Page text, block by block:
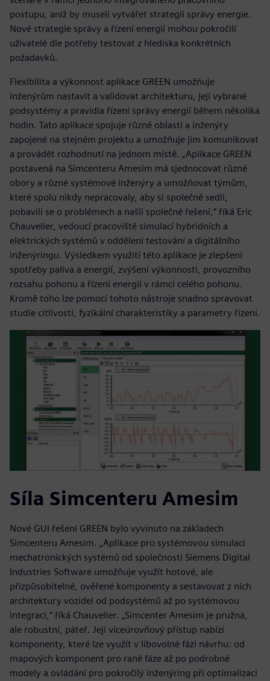
postupu, aniž by museli vytvářet strategii správy energie.
Nové strategie správy a řízení energií mohou pokročilí
uživatelé dle potřeby testovat z hlediska konkrétních
požadavků.
Flexibilita a výkonnost aplikace GREEN umožňuje
inženýrům nastavit a validovat architekturu, její vybrané
podsystémy a pravidla řízení správy energií během několika
hodin. Tato aplikace spojuje různé oblasti a inženýry
zapojené na stejném projektu a umožňuje jim komunikovat
a provádět rozhodnutí na jednom místě. „Aplikace GREEN
postavená na Simcenteru Amesim má sjednocovat různé
obory a různé systémové inženýry a umožňovat týmům,
které spolu nikdy nepracovaly, aby si společně sedli,
pobavili se o problémech a našli společné řešení,“ říká Eric
Chauvelier, vedoucí pracoviště simulací hybridních a
elektrických systémů v oddělení testování a digitálního
inženýringu. Výsledkem využití této aplikace je zlepšení
spotřeby paliva a energií, zvýšení výkonnosti, provozního
rozsahu pohonu a řízení energií v rámci celého pohonu.
Kromě toho lze pomocí tohoto nástroje snadno spravovat
studie citlivosti, fyzikální charakteristiky a parametry řízení.
Síla Simcenteru Amesim
Nové GUI řešení GREEN bylo vyvinuto na základech
Simcenteru Amesim. „Aplikace pro systémovou simulaci
mechatronických systémů od společnosti Siemens Digital
Industries Software umožňuje využít hotové, ale
přizpůsobitelné, ověřené komponenty a sestavovat z nich
architektury vozidel od podsystémů až po systémovou
integraci,“ říká Chauvelier. „Simcenter Amesim je pružná,
ale robustní, páteř. Její víceúrovňový přístup nabízí
komponenty, které lze využít v libovolné fázi návrhu: od
mapových komponent pro rané fáze až po podrobné
modely a ovládání pro pokročilý inženýring při optimalizaci